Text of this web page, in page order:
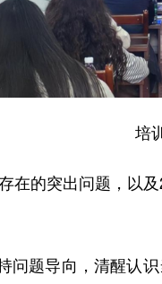
培
的突出问题，以及
题导向，清醒认识